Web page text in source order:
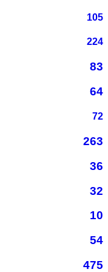
105
224
83
64
72
263
36
32
10
54
475